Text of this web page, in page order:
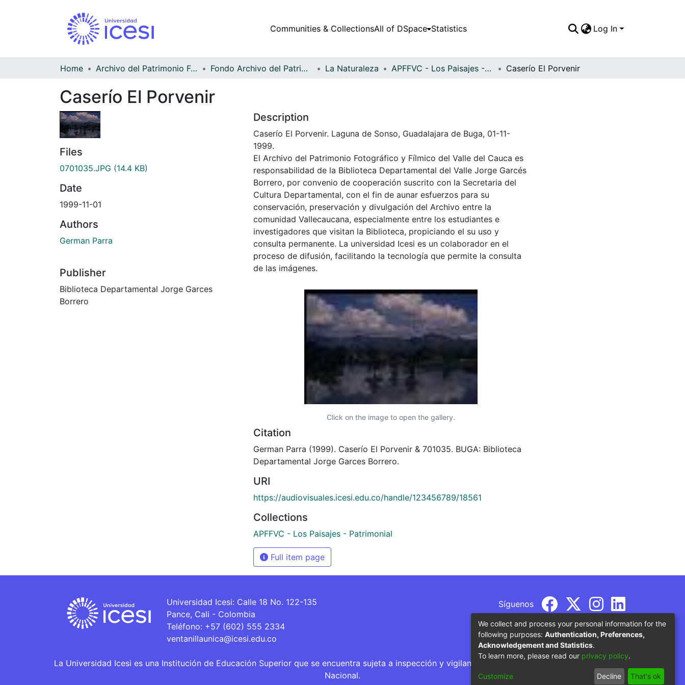
Communities & CollectionsAll of DSpace Statistics Log In
Home Archivo del Patrimonio Fotográfico y Fílmico del Valle del Cauca Fondo Archivo del Patrimonio Fotográfico y Fílmico del Valle del Cauca La Naturaleza APFFVC - Los Paisajes - Patrimonial Caserío El Porvenir
Caserío El Porvenir
Files
0701035.JPG (14.4 KB)
Date
1999-11-01
Authors
German Parra
Publisher
Biblioteca Departamental Jorge Garces
Borrero
Description
Caserío El Porvenir. Laguna de Sonso, Guadalajara de Buga, 01-11-
1999.
El Archivo del Patrimonio Fotográfico y Fílmico del Valle del Cauca es
responsabilidad de la Biblioteca Departamental del Valle Jorge Garcés
Borrero, por convenio de cooperación suscrito con la Secretaria del
Cultura Departamental, con el fin de aunar esfuerzos para su
conservación, preservación y divulgación del Archivo entre la
comunidad Vallecaucana, especialmente entre los estudiantes e
investigadores que visitan la Biblioteca, propiciando el su uso y
consulta permanente. La universidad Icesi es un colaborador en el
proceso de difusión, facilitando la tecnología que permite la consulta
de las imágenes.
Click on the image to open the gallery.
Citation
German Parra (1999). Caserío El Porvenir & 701035. BUGA: Biblioteca
Departamental Jorge Garces Borrero.
URI
https://audiovisuales.icesi.edu.co/handle/123456789/18561
Collections
APFFVC - Los Paisajes - Patrimonial
Full item page
Universidad Icesi: Calle 18 No. 122-135
Pance, Cali - Colombia
Teléfono: +57 (602) 555 2334
ventanillaunica@icesi.edu.co
Síguenos
La Universidad Icesi es una Institución de Educación Superior que se encuentra sujeta a inspección y vigilancia por parte del Ministerio de Educación
Nacional.
We collect and process your personal information for the
following purposes: Authentication, Preferences,
Acknowledgement and Statistics.
To learn more, please read our privacy policy.
Customize Decline That's ok